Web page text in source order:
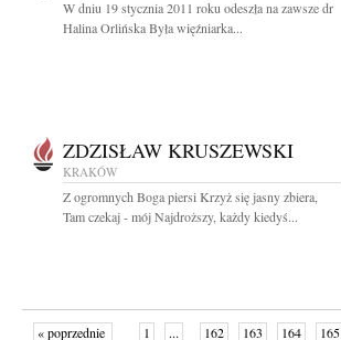
W dniu 19 stycznia 2011 roku odeszła na zawsze dr
Halina Orlińska Była więźniarka...
ZDZISŁAW KRUSZEWSKI
KRAKÓW
Z ogromnych Boga piersi Krzyż się jasny zbiera,
Tam czekaj - mój Najdroższy, każdy kiedyś...
« poprzednie 1 ... 162 163 164 165